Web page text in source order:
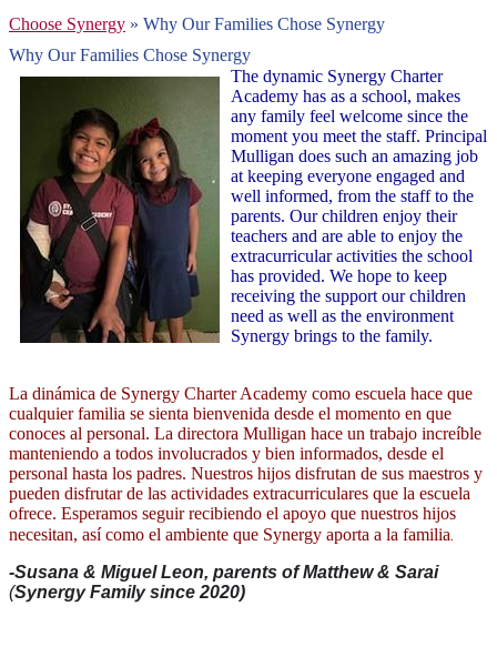
Choose Synergy » Why Our Families Chose Synergy
Why Our Families Chose Synergy
The dynamic Synergy Charter
Academy has as a school, makes
any family feel welcome since the
moment you meet the staff. Principal
Mulligan does such an amazing job
at keeping everyone engaged and
well informed, from the staff to the
parents. Our children enjoy their
teachers and are able to enjoy the
extracurricular activities the school
has provided. We hope to keep
receiving the support our children
need as well as the environment
Synergy brings to the family.
La dinámica de Synergy Charter Academy como escuela hace que
cualquier familia se sienta bienvenida desde el momento en que
conoces al personal. La directora Mulligan hace un trabajo increíble
manteniendo a todos involucrados y bien informados, desde el
personal hasta los padres. Nuestros hijos disfrutan de sus maestros y
pueden disfrutar de las actividades extracurriculares que la escuela
ofrece. Esperamos seguir recibiendo el apoyo que nuestros hijos
necesitan, así como el ambiente que Synergy aporta a la familia.
-Susana & Miguel Leon, parents of Matthew & Sarai
(Synergy Family since 2020)